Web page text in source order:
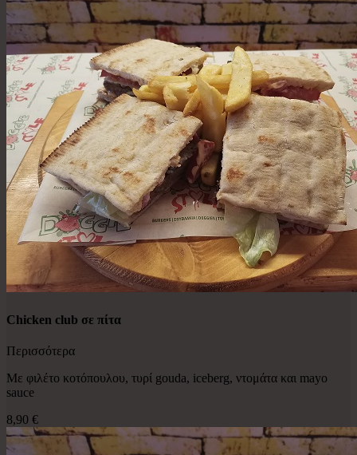
Chicken club σε πίτα
Περισσότερα
Με φιλέτο κοτόπουλου, τυρί gouda, iceberg, ντομάτα και mayo
sauce
8,90 €